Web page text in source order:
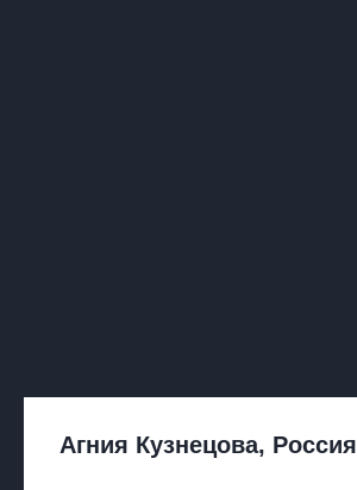
Агния Кузнецова, Россия